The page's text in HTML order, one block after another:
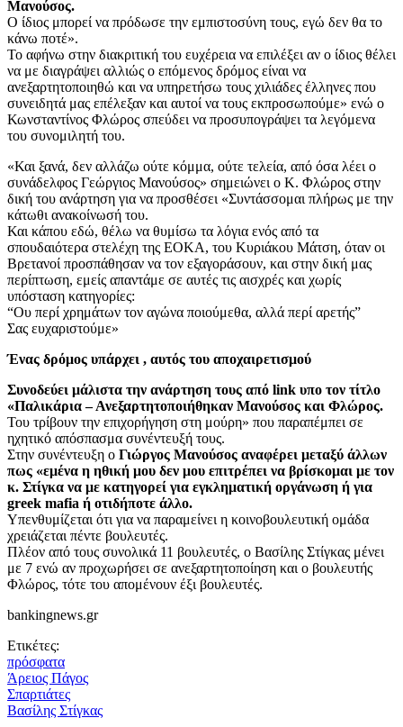
Μανούσος.
Ο ίδιος μπορεί να πρόδωσε την εμπιστοσύνη τους, εγώ δεν θα το
κάνω ποτέ».
Το αφήνω στην διακριτική του ευχέρεια να επιλέξει αν ο ίδιος θέλει
να με διαγράψει αλλιώς ο επόμενος δρόμος είναι να
ανεξαρτητοποιηθώ και να υπηρετήσω τους χιλιάδες έλληνες που
συνειδητά μας επέλεξαν και αυτοί να τους εκπροσωπούμε» ενώ ο
Κωνσταντίνος Φλώρος σπεύδει να προσυπογράψει τα λεγόμενα
του συνομιλητή του.
«Και ξανά, δεν αλλάζω ούτε κόμμα, ούτε τελεία, από όσα λέει ο
συνάδελφος Γεώργιος Μανούσος» σημειώνει ο Κ. Φλώρος στην
δική του ανάρτηση για να προσθέσει «Συντάσσομαι πλήρως με την
κάτωθι ανακοίνωσή του.
Και κάπου εδώ, θέλω να θυμίσω τα λόγια ενός από τα
σπουδαιότερα στελέχη της ΕΟΚΑ, του Κυριάκου Μάτση, όταν οι
Βρετανοί προσπάθησαν να τον εξαγοράσουν, και στην δική μας
περίπτωση, εμείς απαντάμε σε αυτές τις αισχρές και χωρίς
υπόσταση κατηγορίες:
“Ου περί χρημάτων τον αγώνα ποιούμεθα, αλλά περί αρετής”
Σας ευχαριστούμε»
Ένας δρόμος υπάρχει , αυτός του αποχαιρετισμού
Συνοδεύει μάλιστα την ανάρτηση τους από link υπο τον τίτλο
«Παλικάρια – Ανεξαρτητοποιήθηκαν Μανούσος και Φλώρος.
Του τρίβουν την επιχορήγηση στη μούρη» που παραπέμπει σε
ηχητικό απόσπασμα συνέντευξή τους.
Στην συνέντευξη ο Γιώργος Μανούσος αναφέρει μεταξύ άλλων
πως «εμένα η ηθική μου δεν μου επιτρέπει να βρίσκομαι με τον
κ. Στίγκα να με κατηγορεί για εγκληματική οργάνωση ή για
greek mafia ή οτιδήποτε άλλο.
Υπενθυμίζεται ότι για να παραμείνει η κοινοβουλευτική ομάδα
χρειάζεται πέντε βουλευτές.
Πλέον από τους συνολικά 11 βουλευτές, ο Βασίλης Στίγκας μένει
με 7 ενώ αν προχωρήσει σε ανεξαρτητοποίηση και ο βουλευτής
Φλώρος, τότε του απομένουν έξι βουλευτές.
bankingnews.gr
Ετικέτες:
πρόσφατα
Άρειος Πάγος
Σπαρτιάτες
Βασίλης Στίγκας